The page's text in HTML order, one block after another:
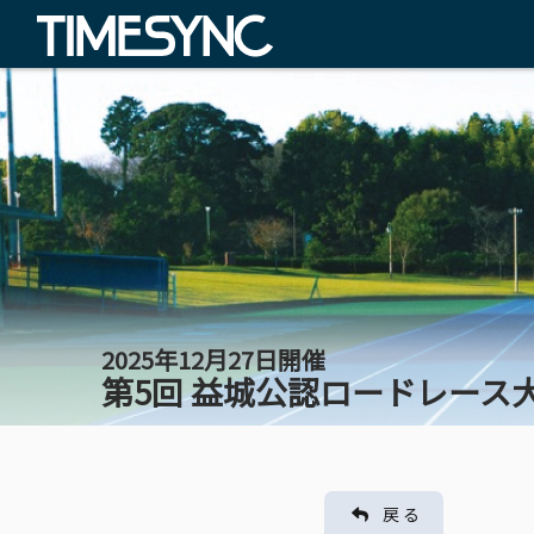
2025年12月27日開催
第5回 益城公認ロードレース
戻 る